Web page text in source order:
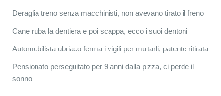
Deraglia treno senza macchinisti, non avevano tirato il freno
Cane ruba la dentiera e poi scappa, ecco i suoi dentoni
Automobilista ubriaco ferma i vigili per multarli, patente ritirata
Pensionato perseguitato per 9 anni dalla pizza, ci perde il
sonno